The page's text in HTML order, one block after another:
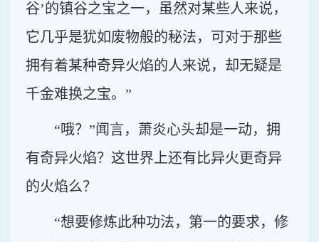
谷’的镇谷之宝之一，虽然对某些人来说，
它几乎是犹如废物般的秘法，可对于那些
拥有着某种奇异火焰的人来说，却无疑是
千金难换之宝。”
“哦？”闻言，萧炎心头却是一动，拥
有奇异火焰？这世界上还有比异火更奇异
的火焰么？
“想要修炼此种功法，第一的要求，修